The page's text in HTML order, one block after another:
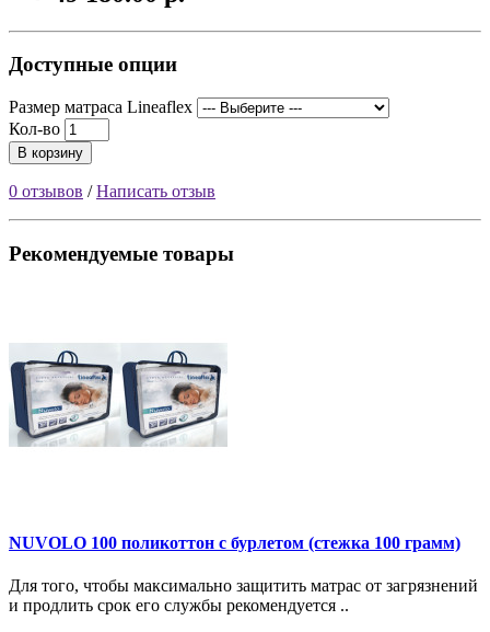
Доступные опции
Размер матраса Lineaflex
Кол-во
В корзину
0 отзывов /Написать отзыв
Рекомендуемые товары
NUVOLO 100 поликоттон с бурлетом (стежка 100 грамм)
Для того, чтобы максимально защитить матрас от загрязнений
и продлить срок его службы рекомендуется ..